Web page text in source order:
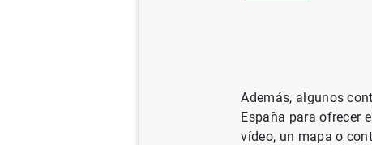
octava
23/05/2023
Además, algunos
España para ofrecer
vídeo, un mapa o